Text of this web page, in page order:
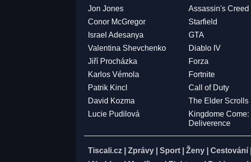
Jon Jones
Conor McGregor
Israel Adesanya
Valentina Shevchenko
Jiří Procházka
Karlos Vémola
Patrik Kincl
David Kozma
Lucie Pudilová
Assassin's Creed
Starfield
GTA
Diablo IV
Forza
Fortnite
Call of Duty
The Elder Scrolls
Kingdome Come:
Deliverence
Tiscali.cz Zprávy Sport Ženy Cestování